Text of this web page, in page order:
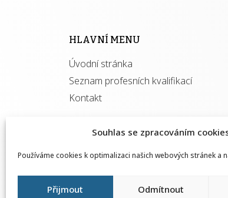
Souhlas se zpracováním
Používáme cookies k optimalizaci našich webových stránek a
Přijmout Odmítnout
HLAVNÍ MENU
Úvodní stránka
Seznam profesních kvalifikací
Kontakt